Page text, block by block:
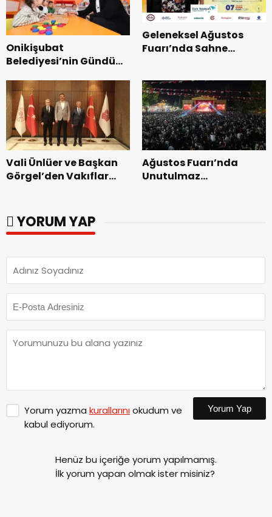
Onikişubat
Belediyesi’nin Gündüz
dönemin ön kayıtları
başladı.
Geleneksel Ağustos
Fuarı’nda Sahne
Vali Ünlüer ve Başkan
Görgel’den Vakıflar
Ağustos Fuarı’nda
Unutulmaz
YORUM YAP
Yorum yazma kurallarınıokudum ve
kabul ediyorum.
Yorum Yap
Henüz bu içeriğe yorum yapılmamış.
İlk yorum yapan olmak ister misiniz?